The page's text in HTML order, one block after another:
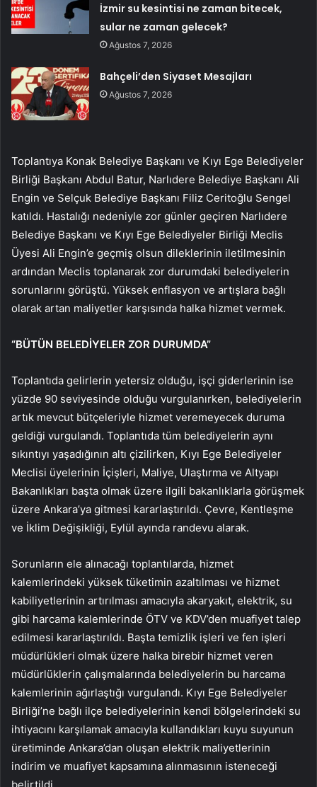
İzmir su kesintisi ne zaman bitecek,
sular ne zaman gelecek?
Ağustos 7, 2026
Bahçeli’den Siyaset Mesajları
Ağustos 7, 2026
Toplantıya Konak Belediye Başkanı ve Kıyı Ege Belediyeler
Birliği Başkanı Abdul Batur, Narlıdere Belediye Başkanı Ali
Engin ve Selçuk Belediye Başkanı Filiz Ceritoğlu Sengel
katıldı. Hastalığı nedeniyle zor günler geçiren Narlıdere
Belediye Başkanı ve Kıyı Ege Belediyeler Birliği Meclis
Üyesi Ali Engin’e geçmiş olsun dileklerinin iletilmesinin
ardından Meclis toplanarak zor durumdaki belediyelerin
sorunlarını görüştü. Yüksek enflasyon ve artışlara bağlı
olarak artan maliyetler karşısında halka hizmet vermek.
“BÜTÜN BELEDİYELER ZOR DURUMDA”
Toplantıda gelirlerin yetersiz olduğu, işçi giderlerinin ise
yüzde 90 seviyesinde olduğu vurgulanırken, belediyelerin
artık mevcut bütçeleriyle hizmet veremeyecek duruma
geldiği vurgulandı. Toplantıda tüm belediyelerin aynı
sıkıntıyı yaşadığının altı çizilirken, Kıyı Ege Belediyeler
Meclisi üyelerinin İçişleri, Maliye, Ulaştırma ve Altyapı
Bakanlıkları başta olmak üzere ilgili bakanlıklarla görüşmek
üzere Ankara’ya gitmesi kararlaştırıldı. Çevre, Kentleşme
ve İklim Değişikliği, Eylül ayında randevu alarak.
Sorunların ele alınacağı toplantılarda, hizmet
kalemlerindeki yüksek tüketimin azaltılması ve hizmet
kabiliyetlerinin artırılması amacıyla akaryakıt, elektrik, su
gibi harcama kalemlerinde ÖTV ve KDV’den muafiyet talep
edilmesi kararlaştırıldı. Başta temizlik işleri ve fen işleri
müdürlükleri olmak üzere halka birebir hizmet veren
müdürlüklerin çalışmalarında belediyelerin bu harcama
kalemlerinin ağırlaştığı vurgulandı. Kıyı Ege Belediyeler
Birliği’ne bağlı ilçe belediyelerinin kendi bölgelerindeki su
ihtiyacını karşılamak amacıyla kullandıkları kuyu suyunun
üretiminde Ankara’dan oluşan elektrik maliyetlerinin
indirim ve muafiyet kapsamına alınmasının isteneceği
belirtildi.